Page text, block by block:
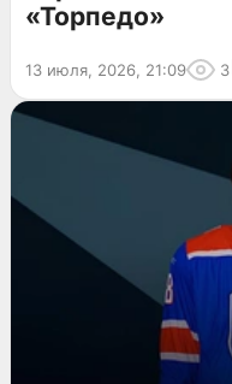
«Торпедо»
13 июля, 2026, 21:09 3